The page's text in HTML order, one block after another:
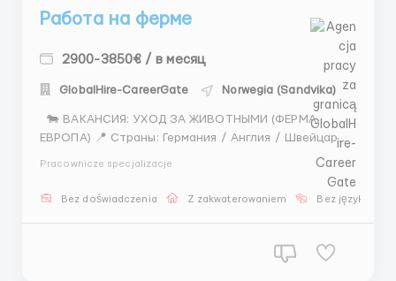
Работа на ферме
2900-3850€ / в месяц
GlobalHire-CareerGate Norwegia (Sandvika)
🐄 ВАКАНСИЯ: УХОД ЗА ЖИВОТНЫМИ (ФЕРМА,
ЕВРОПА) 📍 Страны: Германия / Англия / Швейцария
уход за животными • Уборка помещений • Контроль
Pracownicze specjalizacje
Bez doświadczenia Z zakwaterowaniem Bez języka